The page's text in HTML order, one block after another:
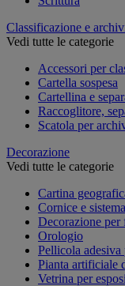
Classificazione e
Vedi tutte le categorie
Accessori per
Cartella sospesa
Cartellina e
Raccoglitore,
Scatola per
Decorazione
Vedi tutte le categorie
Cartina
Cornice e
Decorazione per
Orologio
Pellicola adesiva
Pianta artificiale
Vetrina per